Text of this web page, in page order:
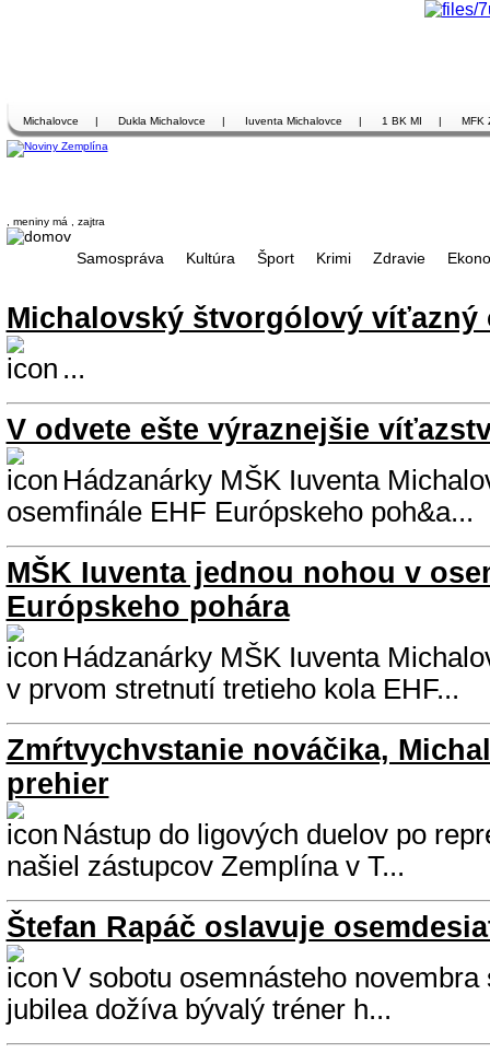
Michalovce | Dukla Michalovce | Iuventa Michalovce | 1 BK MI | MFK
, meniny má , zajtra
Samospráva Kultúra Šport Krimi Zdravie
Michalovský štvorgólový víťazný
...
V odvete ešte výraznejšie
Hádzanárky MŠK Iuventa
osemfinále EHF Európskeho poh&a...
MŠK Iuventa jednou nohou v
Európskeho pohára
Hádzanárky MŠK Iuventa
v prvom stretnutí tretieho kola EHF...
Zmŕtvychvstanie nováčika,
prehier
Nástup do ligových duelov po
našiel zástupcov Zemplína v T...
Štefan Rapáč oslavuje
V sobotu osemnásteho novembra
jubilea dožíva bývalý tréner h...